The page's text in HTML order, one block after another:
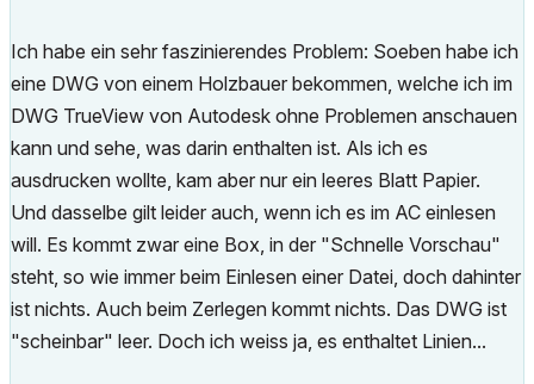
Ich habe ein sehr faszinierendes Problem: Soeben habe ich
eine DWG von einem Holzbauer bekommen, welche ich im
DWG TrueView von Autodesk ohne Problemen anschauen
kann und sehe, was darin enthalten ist. Als ich es
ausdrucken wollte, kam aber nur ein leeres Blatt Papier.
Und dasselbe gilt leider auch, wenn ich es im AC einlesen
will. Es kommt zwar eine Box, in der "Schnelle Vorschau"
steht, so wie immer beim Einlesen einer Datei, doch dahinter
ist nichts. Auch beim Zerlegen kommt nichts. Das DWG ist
"scheinbar" leer. Doch ich weiss ja, es enthaltet Linien...